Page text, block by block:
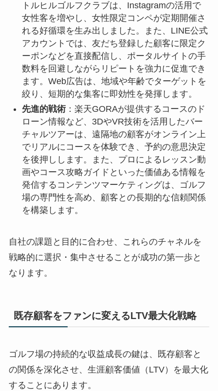
トルヒルゴルフクラブは、Instagramの活用で
女性客を増やし、女性限定コンペが定期開催さ
れる好循環を生み出しました。また、LINE公式
アカウントでは、友だち登録した顧客に限定ク
ーポンなどを直接配信し、ポータルサイトの手
数料を回避しながらリピートを強力に促進でき
ます。Web広告は、地域や年齢でターゲットを
絞り、短期的な集客に即効性を発揮します。
先進的戦術：楽天GORAが提供するコースのド
ローン情報など、3DやVR技術を活用したバー
チャルツアーは、遠隔地の顧客がオンライン上
でリアルにコースを体験でき、予約の意思決定
を後押しします。また、プロによるレッスン動
画やコース攻略ガイドといった価値ある情報を
発信するコンテンツマーケティングは、ゴルフ
場の専門性を高め、顧客との長期的な信頼関係
を構築します。
自社の課題と目的に合わせ、これらのチャネルを
戦略的に選択・集中させることが成功の第一歩と
なります。
既存顧客をファンに変えるLTV最大化戦略
ゴルフ場の持続的な収益成長の鍵は、既存顧客と
の関係を深化させ、生涯顧客価値（LTV）を最大化
することにあります。